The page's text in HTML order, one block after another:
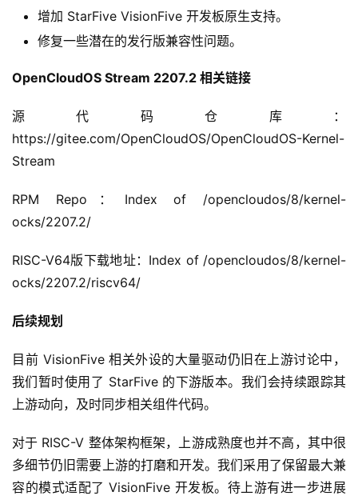
增加 StarFive VisionFive 开发板原生支持。
修复一些潜在的发行版兼容性问题。
OpenCloudOS Stream 2207.2 相关链接
源代码仓库：
https://gitee.com/OpenCloudOS/OpenCloudOS-Kernel-
Stream
RPM Repo：Index of /opencloudos/8/kernel-
ocks/2207.2/
RISC-V64版下载地址：Index of /opencloudos/8/kernel-
ocks/2207.2/riscv64/
后续规划
目前 VisionFive 相关外设的大量驱动仍旧在上游讨论中，
我们暂时使用了 StarFive 的下游版本。我们会持续跟踪其
上游动向，及时同步相关组件代码。
对于 RISC-V 整体架构框架，上游成熟度也并不高，其中很
多细节仍旧需要上游的打磨和开发。我们采用了保留最大兼
容的模式适配了 VisionFive 开发板。待上游有进一步进展